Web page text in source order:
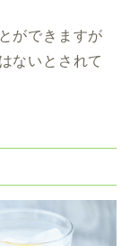
ができますが
ないとされて